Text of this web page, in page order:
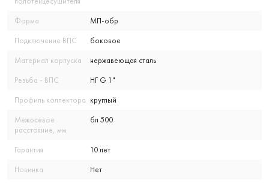
Форма МП-обр
Подключение ВПС боковое
Материал корпуска нержавеющая сталь
Резьба - ВПС НГ G 1"
Профиль коллектора круглый
Межосевое
расстояние, мм
бп 500
Гарантия 10 лет
Новинка Нет